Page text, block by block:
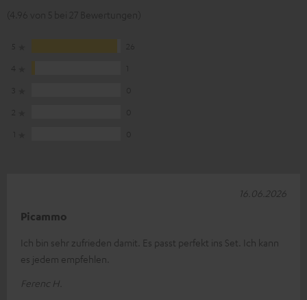
Picammo
Ich bin sehr zufrieden damit. Es passt perfekt ins Set. Ich kann
es jedem empfehlen.
Ferenc H.
16.06.2026